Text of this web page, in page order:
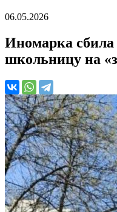
06.05.2026
Иномарка
школьницу на